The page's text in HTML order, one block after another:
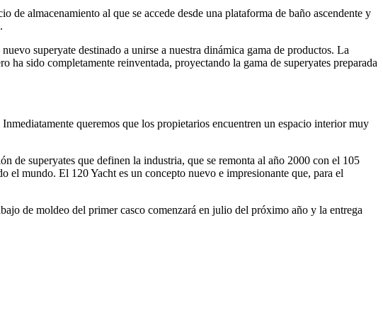
de almacenamiento al que se accede desde una plataforma de baño ascendente y
superyate destinado a unirse a nuestra dinámica gama de productos. La
ha sido completamente reinventada, proyectando la gama de superyates preparada
queremos que los propietarios encuentren un espacio interior muy
de superyates que definen la industria, que se remonta al año 2000 con el 105
el mundo. El 120 Yacht es un concepto nuevo e impresionante que, para el
de moldeo del primer casco comenzará en julio del próximo año y la entrega